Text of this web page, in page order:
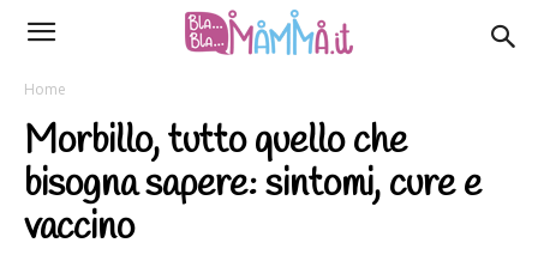
Home
Morbillo, tutto quello che
bisogna sapere: sintomi, cure e
vaccino